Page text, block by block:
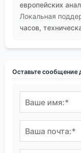
европейских
Локальная
часов,
Оставьте сообщение